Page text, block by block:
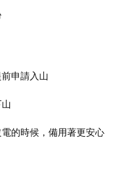
申請入山
的時候，備用著更安心